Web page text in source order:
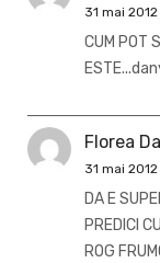
31 mai 2012
CUM POT
Florea
31 mai 2012
DA E
PREDICI
ROG